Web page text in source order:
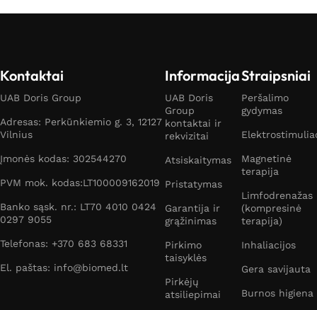
Kontaktai
UAB Doris Group
Adresas: Perkūnkiemio g. 3, 12127
Vilnius
Įmonės kodas: 302544270
PVM mok. kodas:LT100009162019
Banko sąsk. nr.: LT70 4010 0424
0297 9055
Telefonas: +370 683 68331
El. paštas: info@biomed.lt
Informacija
UAB Doris
Group
kontaktai ir
rekvizitai
Atsiskaitymas
Pristatymas
Garantija ir
grąžinimas
Pirkimo
taisyklės
Pirkėjų
atsiliepimai
Straipsniai
Peršalimo
gydymas
Magnetinė
terapija
Limfodrenažas
(kompresinė
terapija)
Inhaliacijos
Gera savijauta
Burnos higiena